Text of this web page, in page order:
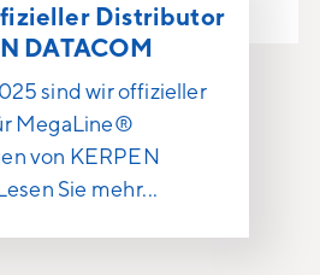
Distributor
DATACOM
sind wir offizieller
MegaLine®
von KERPEN
Sie mehr...